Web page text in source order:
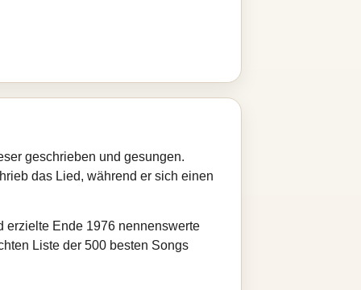
geschrieben und gesungen.
das Lied, während er sich einen
erzielte Ende 1976 nennenswerte
Liste der 500 besten Songs